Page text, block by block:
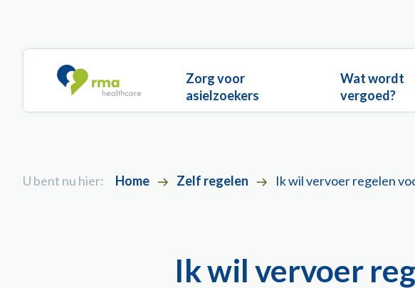
Main navigation
Zorg voor
asielzoekers
Wat wordt
vergoed?
U bent nu hier: Home Zelf regelen Ik wil vervoer regelen
Ik wil vervoer